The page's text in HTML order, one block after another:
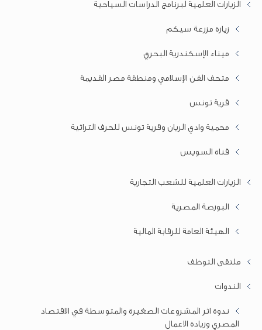
الزيارات العلمية لبرنامج الدراسات السياحية
زيارة مزرعة سيكم
ميناء الإسكندرية البحري
متحف الفن الإسلامي ومنطقة مصر القديمة
قرية تونس
محمية وادي الريان وقرية تونس للحرف التراثية
قناة السويس
الزيارات العلمية للشعب التجارية
البورصة المصرية
الهيئة العامة للرقابة المالية
ملتقى التوظف
الندوات
ندوة اثر المشروعات الصغيرة والمتوسطة في الاقتصاد
المصري وريادة الاعمال